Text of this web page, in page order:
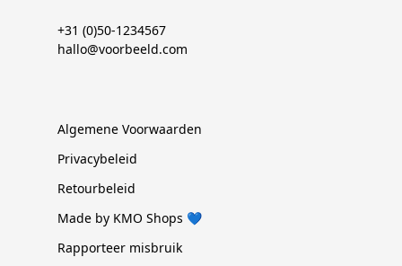
+31 (0)50-1234567
hallo@voorbeeld.com
Algemene Voorwaarden
Privacybeleid
Retourbeleid
Made by KMO Shops 💙
Rapporteer misbruik